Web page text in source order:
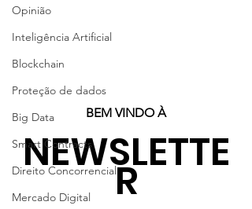
Opinião
Inteligência Artificial
Blockchain
Proteção de dados
Big Data
Smart Contracts
Direito Concorrencial
Mercado Digital
BEM VINDO À
NEWSLETTE
R